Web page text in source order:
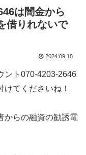
は闇金から
借りれないで
2024.09.18
ント070-4203-2646
てくださいね！
からの融資の勧誘電